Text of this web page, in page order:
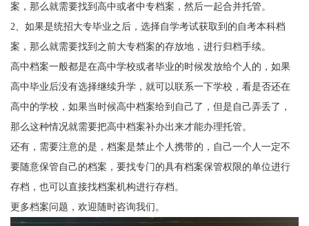
案，那么就需要找到高中或者中专档案，然后一起合并托管。
2、如果是统招大专毕业之后，选择自学考试获取到的自考本科档
案，那么就需要找到之前大专档案的存放地，进行归档手续。
高中档案一般都是在高中学校或者毕业的时候发放给个人的，如果
高中毕业后没有选择继续升学，就可以联系一下学校，看是否还在
高中的学校，如果当时候高中档案给到自己了，但是自己弄丢了，
那么这种情况就需要把高中档案补办出来才能办理托管。
还有，需要注意的是，档案是禁止个人携带的，自己一个人一定不
要随意保管自己的档案，要找专门的具有档案保管权限的单位进行
存档，也可以直接找档案机构进行存档。
更多档案问题，欢迎随时咨询我们。